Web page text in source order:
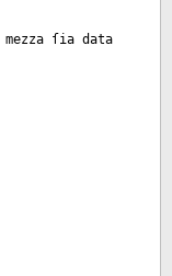
ſia data